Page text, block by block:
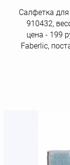
Салфетка
910432,
цена - 199
Faberlic,